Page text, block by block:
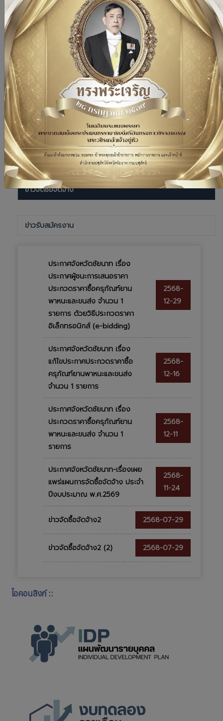
ข่าวกิจกรรมในหน่วยงาน
ปศุสัตว์ชัยนาท เข้าร่วมประชุมการตรวจติดตามความก้าวหน้า
ผลการดำเนินงานโครงการตามแผนการตรวจราชการของผู้
ตรวจราชการกระทรวงเกษตรและสหกรณ์ ประจำปีงบประมาณ
พ.ศ. 2569 รอบที่ 2 เขตตรวจราชการที่ 1 จังหวัดชัยนาท
14 กรกฎาคม 2569
เมนูหลัก
_________________________________
ข่าวจัดซื้อจัดจ้าง
ข่าวรับสมัครงาน
ประกาศจังหวัดชัยนาท เรื่อง
ประกาศผู้ชนะการเสนอราคา
ประกวดราคาซื้อครุภัณฑ์ยาน
พาหนะและขนส่ง จำนวน 1
รายการ ด้วยวิธีประกวดราคา
อิเล็กทรอนิกส์ (e-bidding)
2568-
12-29
ประกาศจังหวัดชัยนาท เรื่อง
แก้ไขประกาศประกวดราคาซื้อ
ครุภัณฑ์ยานพาหนะและขนส่ง
จำนวน 1 รายการ
2568-
12-16
ประกาศจังหวัดชัยนาท เรื่อง
ประกวดราคาซื้อครุภัณฑ์ยาน
พาหนะและขนส่ง จำนวน 1
รายการ
2568-
12-11
ประกาศจังหวัดชัยนาท-เรื่องเผย
แพร่แผนการจัดซื้อจัดจ้าง ประจำ
ปีงบประมาณ พ.ศ.2569
2568-
11-24
ข่าวจัดซื้อจัดจ้าง2 2568-07-29
ข่าวจัดซื้อจัดจ้าง2 (2) 2568-07-29
ไอคอนลิงก์ ::